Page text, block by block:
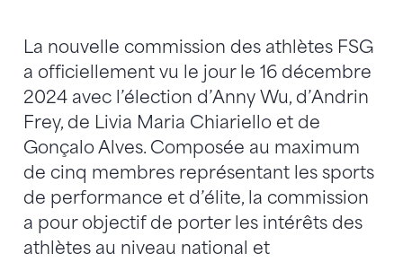
La nouvelle commission des athlètes FSG
a officiellement vu le jour le 16 décembre
2024 avec l’élection d’Anny Wu, d’Andrin
Frey, de Livia Maria Chiariello et de
Gonçalo Alves. Composée au maximum
de cinq membres représentant les sports
de performance et d’élite, la commission
a pour objectif de porter les intérêts des
athlètes au niveau national et